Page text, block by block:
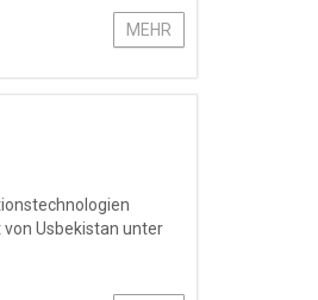
MEHR
Usbekistan unter